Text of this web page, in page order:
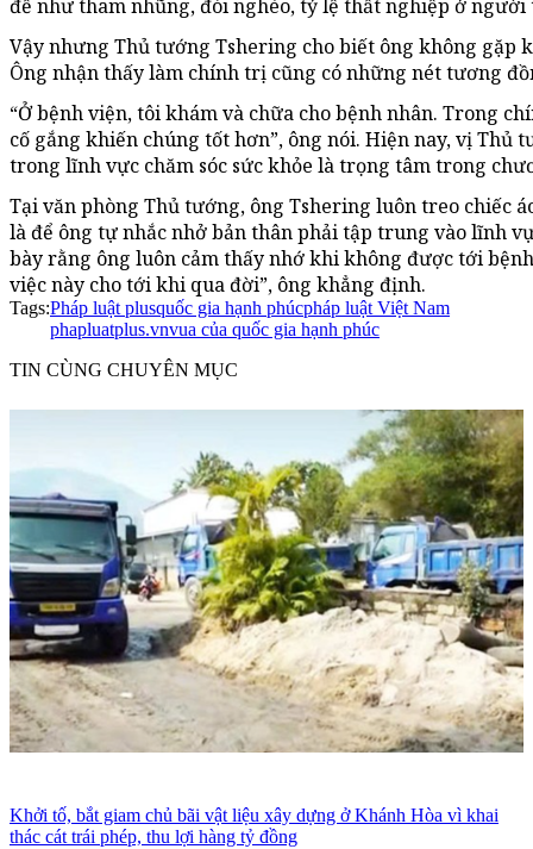
đề như tham nhũng, đói nghèo, tỷ lệ thất nghiệp ở
Vậy nhưng Thủ tướng Tshering cho biết ông không gặp
Ông nhận thấy làm chính trị cũng có những nét tương
“Ở bệnh viện, tôi khám và chữa cho bệnh nhân. Trong
cố gắng khiến chúng tốt hơn”, ông nói. Hiện nay, vị Thủ
trong lĩnh vực chăm sóc sức khỏe là trọng tâm trong
Tại văn phòng Thủ tướng, ông Tshering luôn treo chiếc
là để ông tự nhắc nhở bản thân phải tập trung vào lĩnh
bày rằng ông luôn cảm thấy nhớ khi không được tới
việc này cho tới khi qua đời”, ông khẳng định.
Tags:Pháp luật plusquốc gia hạnh phúcpháp luật Việt Nam
phapluatplus.vnvua của quốc gia hạnh phúc
TIN CÙNG CHUYÊN MỤC
Khởi tố, bắt giam chủ bãi vật liệu xây dựng ở Khánh Hòa vì khai
thác cát trái phép, thu lợi hàng tỷ đồng